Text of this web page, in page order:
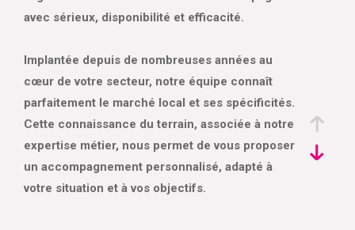
avec sérieux, disponibilité et efficacité.
Implantée depuis de nombreuses années au
cœur de votre secteur, notre équipe connaît
parfaitement le marché local et ses spécificités.
Cette connaissance du terrain, associée à notre
expertise métier, nous permet de vous proposer
un accompagnement personnalisé, adapté à
votre situation et à vos objectifs.